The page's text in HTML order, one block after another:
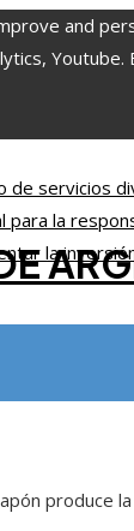
and
de servicios
para la
la
produce